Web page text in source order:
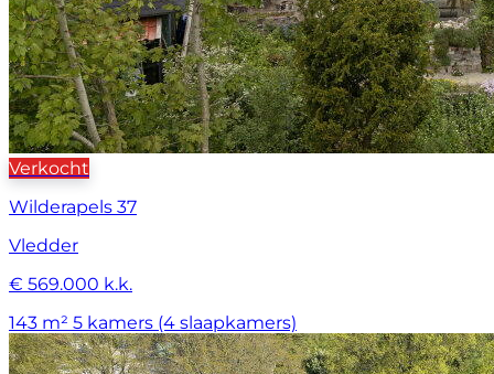
Verkocht
Wilderapels 37
Vledder
€ 569.000 k.k.
143 m² 5 kamers (4 slaapkamers)